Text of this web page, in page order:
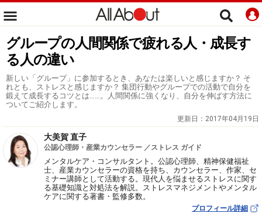
グループの人間関係で疲れる人・成長す
る人の違い
新しい「グループ」に参加するとき、あなたは楽しいと感じますか？ そ
れとも、ストレスと感じますか？ 集団行動やグループでの活動で自分を
鍛えて成長するコツとは……。人間関係に強くなり、自分を伸ばす方法に
ついてご紹介します。
更新日： 2017年04月19日
大美賀 直子
公認心理師・産業カウンセラー ／ストレス ガイド
メンタルケア・コンサルタント。公認心理師、精神保健福祉
士、産業カウンセラーの資格を持ち、カウンセラー、作家、セ
ミナー講師として活動する。現代人を悩ませるストレスに関す
る基礎知識と対処法を解説。ストレスマネジメントやメンタル
ケアに関する著書・監修多数。
プロフィール詳細